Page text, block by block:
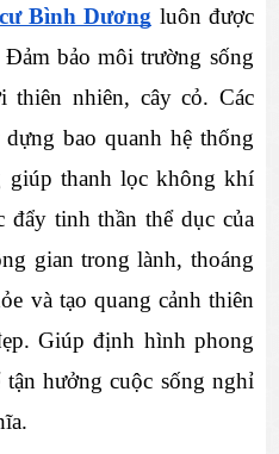
Bình Dương luôn được
bảo môi trường sống
thiên nhiên, cây cỏ. Các
bao quanh hệ thống
giúp thanh lọc không khí
đẩy tinh thần thể dục của
gian trong lành, thoáng
và tạo quang cảnh thiên
Giúp định hình phong
tận hưởng cuộc sống nghỉ